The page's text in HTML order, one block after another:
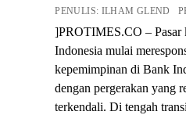
PENULIS: ILHAM GLEND
]PROTIMES.CO – Pasar
Indonesia mulai
kepemimpinan di Bank
dengan pergerakan yang
terkendali. Di tengah